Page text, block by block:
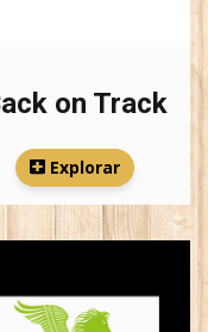
on Track
Explorar